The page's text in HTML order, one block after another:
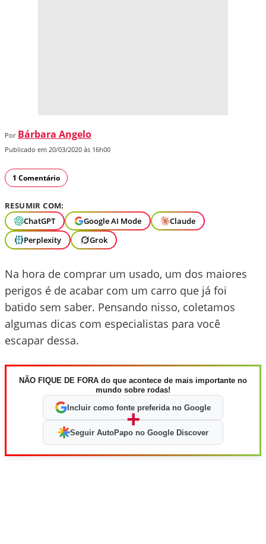
Por Bárbara Angelo
Publicado em 20/03/2020 às 16h00
1 Comentário
RESUMIR COM:
ChatGPT
Google AI Mode
Claude
Perplexity
Grok
Na hora de comprar um usado, um dos maiores
perigos é de acabar com um carro que já foi
batido sem saber. Pensando nisso, coletamos
algumas dicas com especialistas para você
escapar dessa.
NÃO FIQUE DE FORA do que acontece de mais importante no
mundo sobre rodas!
Incluir como fonte preferida no Google
+
Seguir AutoPapo no Google Discover